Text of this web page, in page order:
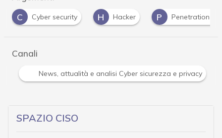
Cyber security H Hacker P Penetration test
Canali
Attacchi hacker e Malware: le ultime news in tempo
SPAZIO CISO